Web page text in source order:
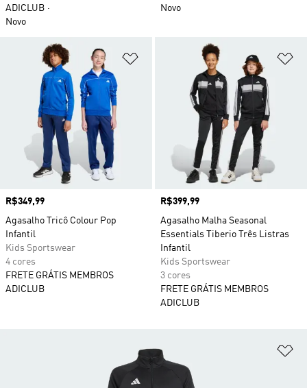
ADICLUB
Novo
Novo
Adicionar à Lista de Desejos
Preço
R$349,99
Agasalho Tricô Colour Pop
Infantil
Kids Sportswear
4 cores
FRETE GRÁTIS MEMBROS
ADICLUB
Preço
R$399,99
Agasalho Malha Seasonal
Essentials Tiberio Três Listras
Infantil
Kids Sportswear
3 cores
FRETE GRÁTIS MEMBROS
ADICLUB